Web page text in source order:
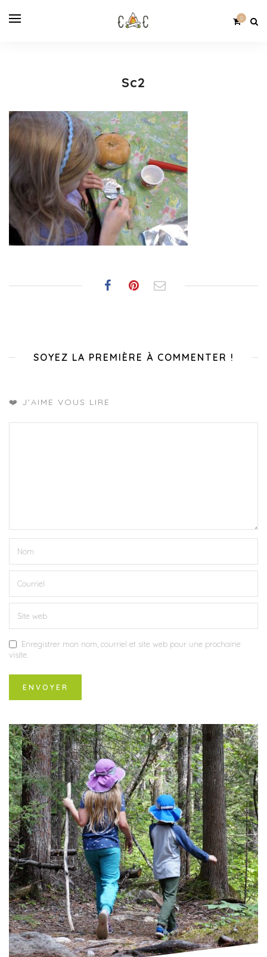
0
Sc2
SOYEZ LA PREMIÈRE À COMMENTER !
❤️ J'AIME VOUS LIRE
Enregistrer mon nom, courriel et site web pour une prochaine
visite.